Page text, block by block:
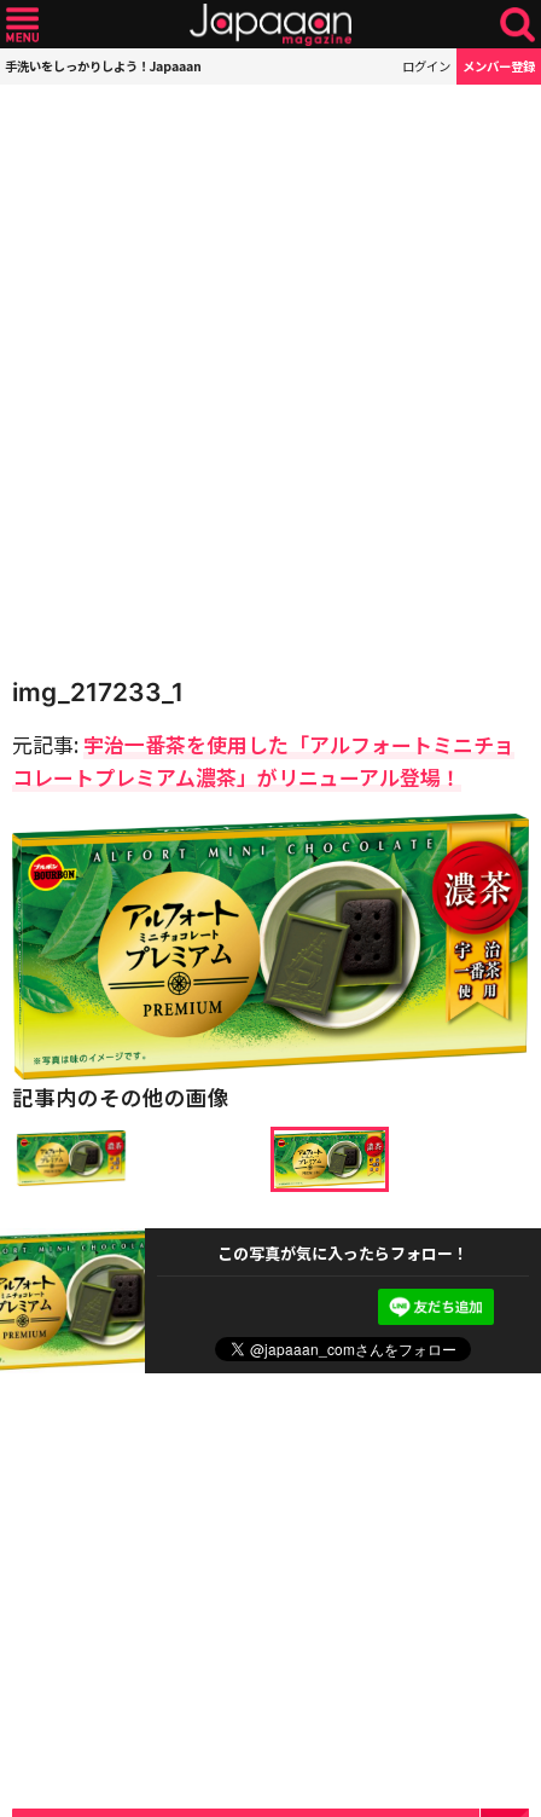
手洗いをしっかりしよう！Japaaan ログイン メンバー登録
img_217233_1
元記事: 宇治一番茶を使用した「アルフォートミニチョ
コレートプレミアム濃茶」がリニューアル登場！
記事内のその他の画像
この写真が気に入ったらフォロー！